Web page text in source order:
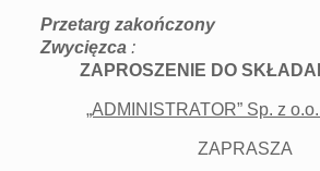
Przetarg zakończony
Zwycięzca :
ZAPROSZENIE DO
„ADMINISTRATOR” Sp. z
ZAPRASZA